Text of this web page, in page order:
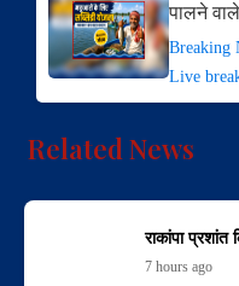
पालने
Breaking
Live
Related News
राकांपा
7 hours ago